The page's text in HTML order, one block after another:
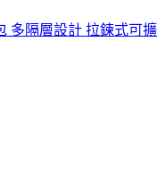
多隔層設計 拉鍊式可擴